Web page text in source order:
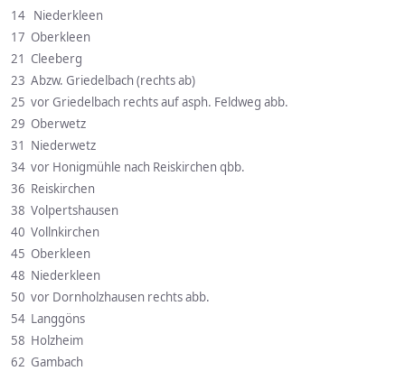
14 Niederkleen
17 Oberkleen
21 Cleeberg
23 Abzw. Griedelbach (rechts ab)
25 vor Griedelbach rechts auf asph. Feldweg abb.
29 Oberwetz
31 Niederwetz
34 vor Honigmühle nach Reiskirchen qbb.
36 Reiskirchen
38 Volpertshausen
40 Vollnkirchen
45 Oberkleen
48 Niederkleen
50 vor Dornholzhausen rechts abb.
54 Langgöns
58 Holzheim
62 Gambach